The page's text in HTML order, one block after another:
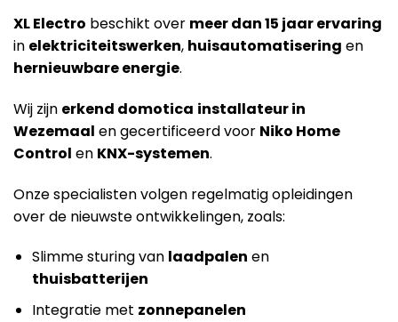
XL Electro beschikt over meer dan 15 jaar ervaring
in elektriciteitswerken, huisautomatisering en
hernieuwbare energie.
Wij zijn erkend domotica installateur in
Wezemaal en gecertificeerd voor Niko Home
Control en KNX-systemen.
Onze specialisten volgen regelmatig opleidingen
over de nieuwste ontwikkelingen, zoals:
Slimme sturing van laadpalen en
thuisbatterijen
Integratie met zonnepanelen